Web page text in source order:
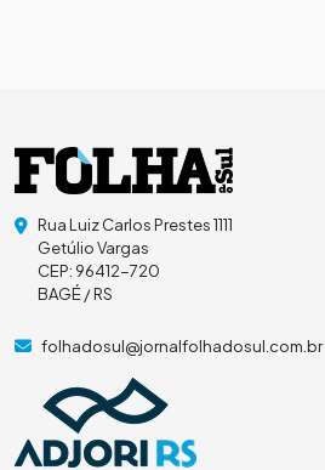
Rua Luiz Carlos Prestes 1111
Getúlio Vargas
CEP: 96412-720
BAGÉ / RS
folhadosul@jornalfolhadosul.com.br